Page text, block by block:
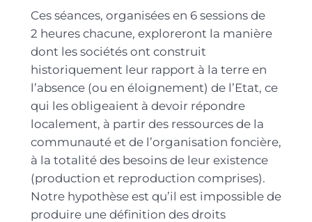
Ces séances, organisées en 6 sessions de
2 heures chacune, exploreront la manière
dont les sociétés ont construit
historiquement leur rapport à la terre en
l’absence (ou en éloignement) de l’Etat, ce
qui les obligeaient à devoir répondre
localement, à partir des ressources de la
communauté et de l’organisation foncière,
à la totalité des besoins de leur existence
(production et reproduction comprises).
Notre hypothèse est qu’il est impossible de
produire une définition des droits